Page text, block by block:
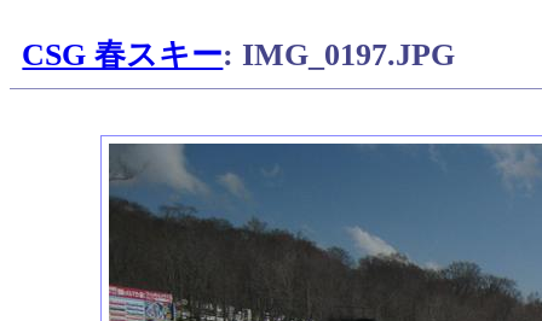
CSG 春スキー: IMG_0197.JPG